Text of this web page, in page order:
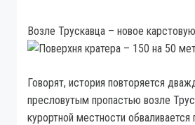
Возле Трускавца – новое
Говорят, история повторяется
пресловутым пропастью возле
курортной местности